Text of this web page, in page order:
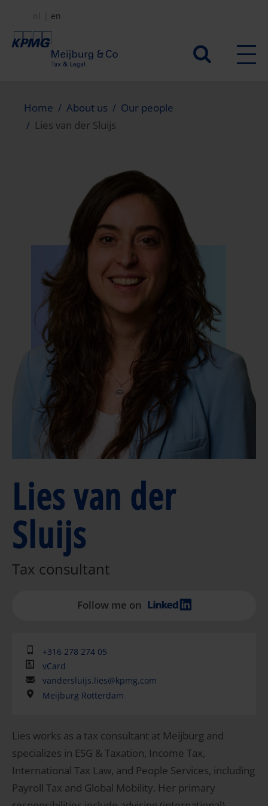
main
Secundair
nl en
Home About us
Our people
Lies van der Sluijs
Lies van der
Sluijs
Tax consultant
Follow me on
+316 278 274 05
vCard
vandersluijs.lies@kpmg.com
Meijburg Rotterdam
Lies works as a tax consultant at Meijburg and
specializes in ESG & Taxation, Income Tax,
International Tax Law, and People Services, including
Payroll Tax and Global Mobility. Her primary